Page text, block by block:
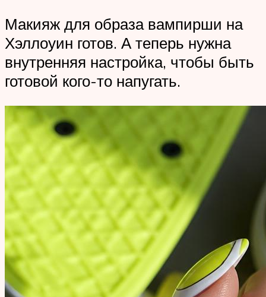
Макияж для образа вампирши на
Хэллоуин готов. А теперь нужна
внутренняя настройка, чтобы быть
готовой кого-то напугать.